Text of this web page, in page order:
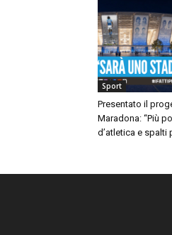
Sport
Presentato il
Maradona: “Più
d’atletica e spalti